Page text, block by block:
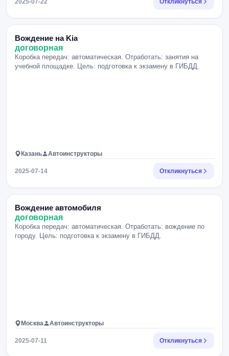
2025-07-22 Откликнуться
Вождение на Kia
договорная
Коробка передач: автоматическая. Отработать: занятия на
учебной площадке. Цель: подготовка к экзамену в ГИБДД.
Казань Автоинструкторы
2025-07-14 Откликнуться
Вождение автомобиля
договорная
Коробка передач: автоматическая. Отработать: вождение по
городу. Цель: подготовка к экзамену в ГИБДД.
Москва Автоинструкторы
2025-07-11 Откликнуться